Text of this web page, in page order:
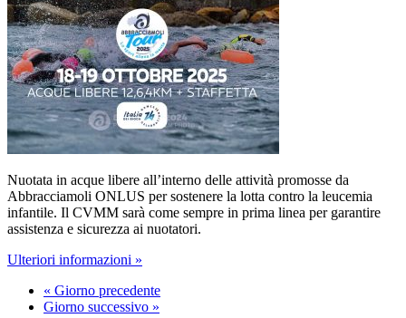
Nuotata in acque libere all’interno delle attività promosse da
Abbracciamoli ONLUS per sostenere la lotta contro la leucemia
infantile. Il CVMM sarà come sempre in prima linea per garantire
assistenza e sicurezza ai nuotatori.
Ulteriori informazioni »
« Giorno precedente
Giorno successivo »